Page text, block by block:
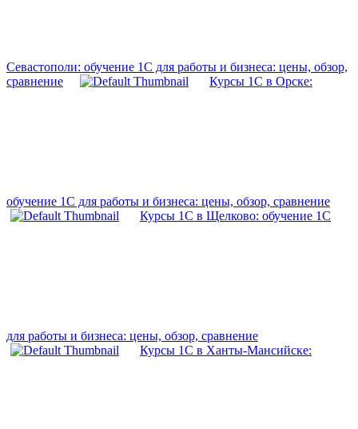
Севастополи: обучение 1С для работы и бизнеса: цены, обзор,
сравнение
Курсы 1С в Орске:
обучение 1С для работы и бизнеса: цены, обзор, сравнение
Курсы 1С в Щелково: обучение 1С
для работы и бизнеса: цены, обзор, сравнение
Курсы 1С в Ханты-Мансийске: